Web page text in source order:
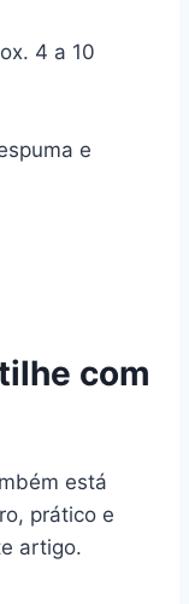
4 a 10
e
com
está
prático e
artigo.